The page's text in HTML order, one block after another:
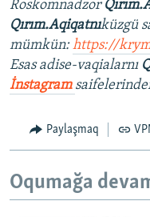
Roskomnadzor
Qırım.Aqiqatnıküzgü
mümkün:https://
Esas adise-vaqialarnı
İnstagram
Paylaşmaq
Oqumağa